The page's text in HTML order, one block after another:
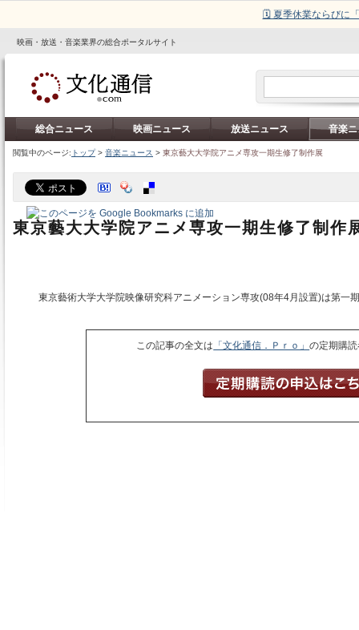
🗓️ 夏季休業ならびに
映画・放送・音楽業界の総合ポータルサイト
総合ニュース 映画ニュース 放送ニュース 音楽
閲覧中のページ: トップ> 音楽ニュース > 東京藝大大学院アニメ専攻一期生修了制作展
東京藝大大学院アニメ専攻一期生修了制作
東京藝術大学大学院映像研究科アニメーション専攻(08年4月設置)は第
この記事の全文は 「文化通信．Ｐｒｏ」の定期購